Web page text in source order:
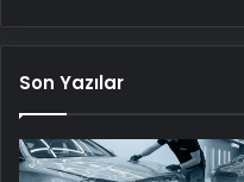
Son Yazılar